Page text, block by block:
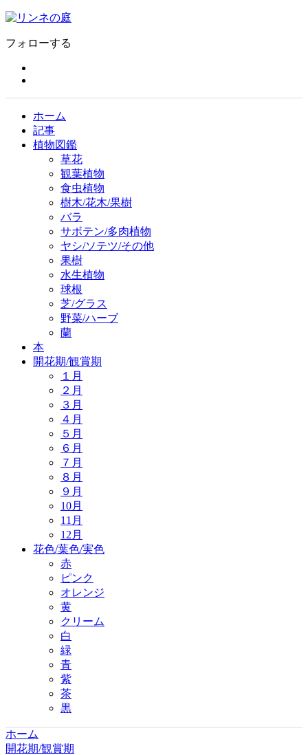
フォローする
ホーム
記事
植物図鑑
草花
観葉植物
食虫植物
樹木/花木/果樹
バラ
サボテン/多肉植物
ヤシ/ソテツ/その他
果樹
水生植物
球根
芝/グラス
野菜/ハーブ
蘭
本
開花期/観賞期
１月
２月
３月
４月
５月
６月
７月
８月
９月
10月
11月
12月
花色/葉色/実色
赤
ピンク
オレンジ
黄
クリーム
白
緑
青
紫
茶
黒
ホーム
開花期/観賞期